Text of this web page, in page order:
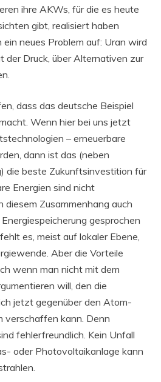
ihre AKWs, für die es heute
gibt, realisiert haben
neues Problem auf: Uran wird
der Druck, über Alternativen zur
dass das deutsche Beispiel
Wenn hier bei uns jetzt
– erneuerbare
dann ist das (neben
die beste Zukunftsinvestition für
Energien sind nicht
diesem Zusammenhang auch
gesprochen
es, meist auf lokaler Ebene,
Aber die Vorteile
wenn man nicht mit dem
will, den die
jetzt gegenüber den Atom-
verschaffen kann. Denn
fehlerfreundlich. Kein Unfall
oder Photovoltaikanlage kann